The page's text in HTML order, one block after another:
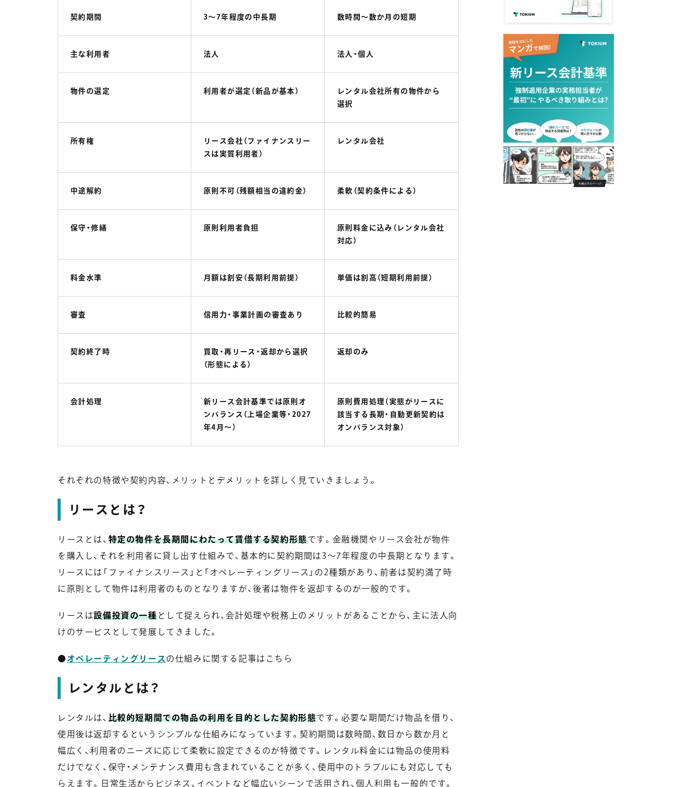
契約期間 3〜7年程度の中長期 数時間〜数か月の短期
主な利用者 法人 法人・個人
物件の選定 利用者が選定（新品が基本）
レンタル会社所有の物件から
選択
所有権
リース会社（ファイナンスリー
スは実質利用者）
レンタル会社
中途解約 原則不可（残額相当の違約金） 柔軟（契約条件による）
保守・修繕 原則利用者負担
原則料金に込み（レンタル会社
対応）
料金水準 月額は割安（長期利用前提） 単価は割高（短期利用前提）
審査 信用力・事業計画の審査あり 比較的簡易
契約終了時
買取・再リース・返却から選択
（形態による）
返却のみ
会計処理
新リース会計基準では原則オ
ンバランス（上場企業等・2027
年4月〜）
原則費用処理（実態がリースに
該当する長期・自動更新契約は
オンバランス対象）
それぞれの特徴や契約内容、メリットとデメリットを詳しく見ていきましょう。
リースとは？
リースとは、 特定の物件を長期間にわたって賃借する契約形態です。金融機関やリース会社が物件
を購入し、それを利用者に貸し出す仕組みで、基本的に契約期間は3〜7年程度の中長期となります。
リースには「ファイナンスリース」と「オペレーティングリース」の2種類があり、前者は契約満了時
に原則として物件は利用者のものとなりますが、後者は物件を返却するのが一般的です。
リースは設備投資の一種として捉えられ、会計処理や税務上のメリットがあることから、主に法人向
けのサービスとして発展してきました。
●オペレーティングリース の仕組みに関する記事はこちら
レンタルとは？
レンタルは、 比較的短期間での物品の利用を目的とした契約形態です。必要な期間だけ物品を借り、
使用後は返却するというシンプルな仕組みになっています。契約期間は数時間、数日から数か月と
幅広く、利用者のニーズに応じて柔軟に設定できるのが特徴です。レンタル料金には物品の使用料
だけでなく、保守・メンテナンス費用も含まれていることが多く、使用中のトラブルにも対応しても
らえます。日常生活からビジネス、イベントなど幅広いシーンで活用され、個人利用も一般的です。